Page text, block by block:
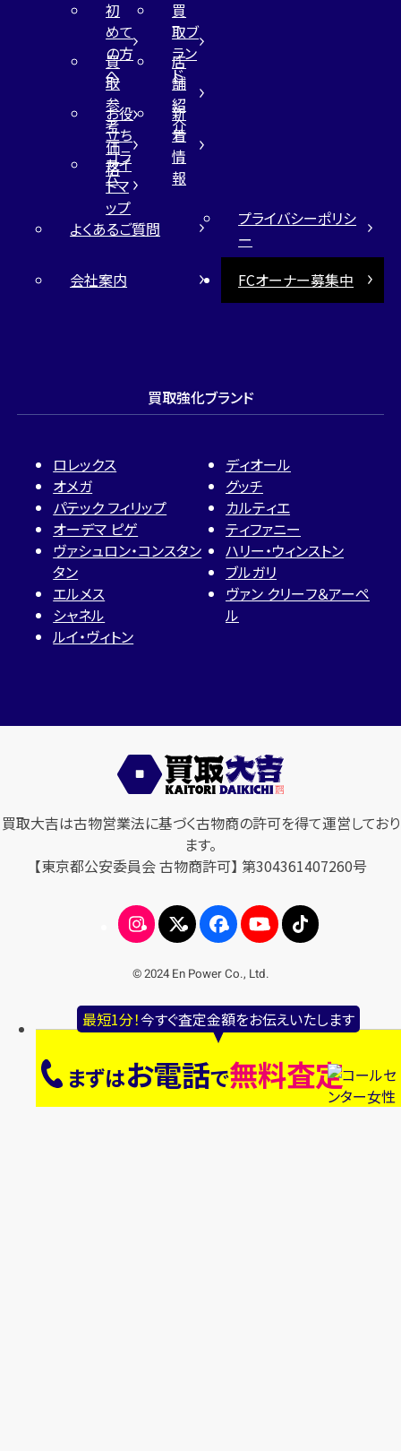
最短1分！今すぐ査定金額をお伝えいたします
まずはお電話で無料査定
初
めて
の方
へ
買
取ブ
ラン
ド
買
取
参
考
価
格
店
舗
紹
介
お役
立ち
コラ
ム
新
着
情
報
サイ
トマ
ップ
よくあるご質問
プライバシーポリシ
ー
会社案内
FCオーナー募集中
買取強化ブランド
ロレックス
オメガ
パテック フィリップ
オーデマ ピゲ
ヴァシュロン・コンスタン
タン
エルメス
シャネル
ルイ・ヴィトン
ディオール
グッチ
カルティエ
ティファニー
ハリー・ウィンストン
ブルガリ
ヴァン クリーフ＆アーペ
ル
買取大吉は古物営業法に基づく古物商の許可を得て運営しており
ます。
【東京都公安委員会 古物商許可】 第304361407260号
© 2024 En Power Co., Ltd.